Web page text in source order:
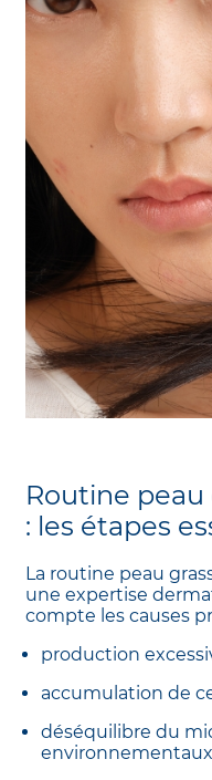
Routine
: les étapes
La routine peau
une expertise
compte les causes
production
accumulation de
déséquilibre du